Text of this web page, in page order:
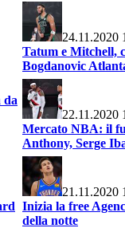
24.11.2020
Tatum e Mitchell,
Bogdanovic
da
22.11.2020
Mercato NBA: il
Anthony, Serge
21.11.2020
Inizia la free
della notte